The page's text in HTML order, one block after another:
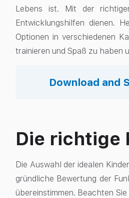
Lebens ist. Mit der
Entwicklungshilfen dienen.
Optionen in verschiedenen
trainieren und Spaß zu haben
Download and
Die richtige
Die Auswahl der idealen
gründliche Bewertung der
übereinstimmen. Beachten